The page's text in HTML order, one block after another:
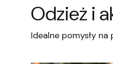
Odzież i
Idealne pomysły